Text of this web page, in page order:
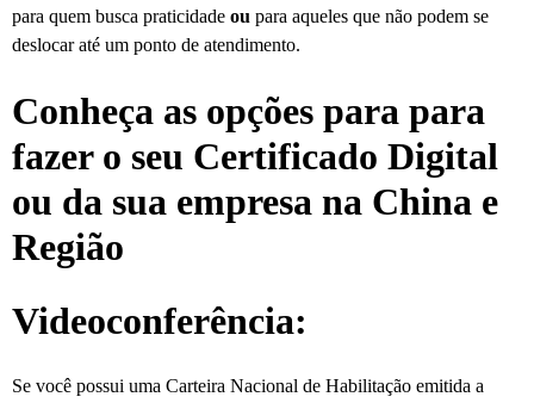
para quem busca praticidade ou para aqueles que não podem se
deslocar até um ponto de atendimento.
Conheça as opções para para
fazer o seu Certificado Digital
ou da sua empresa na China e
Região
Videoconferência:
Se você possui uma Carteira Nacional de Habilitação emitida a